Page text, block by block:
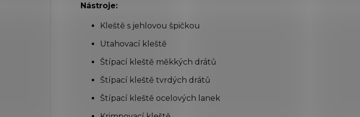
Nástroje:
Kleště s jehlovou špičkou
Utahovací kleště
Štípací kleště měkkých drátů
Štípací kleště tvrdých drátů
Štípací kleště ocelových lanek